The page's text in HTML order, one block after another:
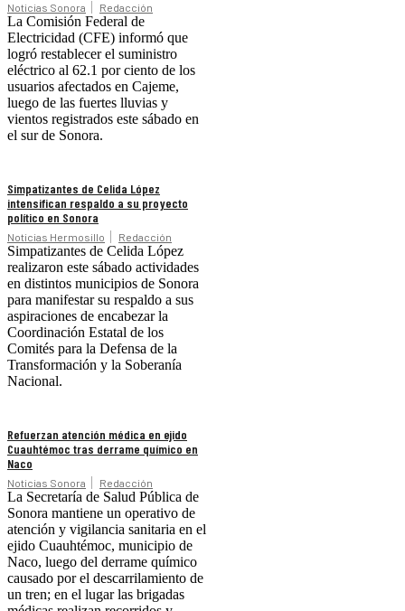
Noticias Sonora Redacción
La Comisión Federal de
Electricidad (CFE) informó que
logró restablecer el suministro
eléctrico al 62.1 por ciento de los
usuarios afectados en Cajeme,
luego de las fuertes lluvias y
vientos registrados este sábado en
el sur de Sonora.
Simpatizantes de Celida López
intensifican respaldo a su proyecto
político en Sonora
Noticias Hermosillo Redacción
Simpatizantes de Celida López
realizaron este sábado actividades
en distintos municipios de Sonora
para manifestar su respaldo a sus
aspiraciones de encabezar la
Coordinación Estatal de los
Comités para la Defensa de la
Transformación y la Soberanía
Nacional.
Refuerzan atención médica en ejido
Cuauhtémoc tras derrame químico en
Naco
Noticias Sonora Redacción
La Secretaría de Salud Pública de
Sonora mantiene un operativo de
atención y vigilancia sanitaria en el
ejido Cuauhtémoc, municipio de
Naco, luego del derrame químico
causado por el descarrilamiento de
un tren; en el lugar las brigadas